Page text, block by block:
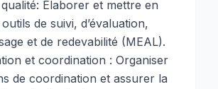
Élaborer et mettre en
de suivi, d’évaluation,
et de redevabilité (MEAL).
et coordination : Organiser
de coordination et assurer la